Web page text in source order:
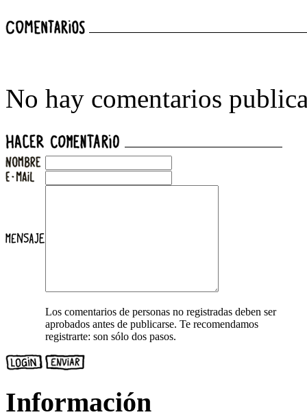
No hay comentarios
Los comentarios de personas no registradas deben ser
aprobados antes de publicarse. Te recomendamos
registrarte: son sólo dos pasos.
Información